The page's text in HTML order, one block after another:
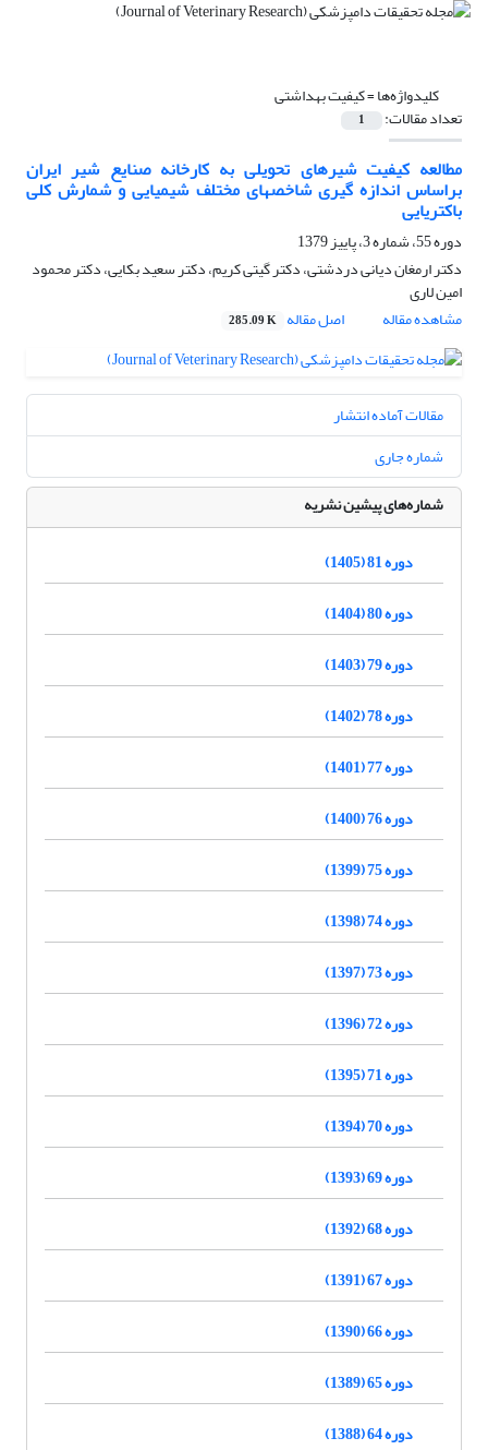
کلیدواژه‌ها =کیفیت بهداشتی
تعداد مقالات: 1
مطالعه کیفیت شیرهای تحویلی به کارخانه صنایع شیر ایران
براساس اندازه گیری شاخصهای مختلف شیمیایی و شمارش کلی
باکتریایی
دوره 55، شماره 3، پاییز 1379
دکتر ارمغان دیانی دردشتی، دکتر گیتی کریم، دکتر سعید بکایی، دکتر محمود
امین لاری
مشاهده مقاله
اصل مقاله 285.09 K
مقالات آماده انتشار
شماره جاری
شماره‌های پیشین نشریه
دوره 81 (1405)
دوره 80 (1404)
دوره 79 (1403)
دوره 78 (1402)
دوره 77 (1401)
دوره 76 (1400)
دوره 75 (1399)
دوره 74 (1398)
دوره 73 (1397)
دوره 72 (1396)
دوره 71 (1395)
دوره 70 (1394)
دوره 69 (1393)
دوره 68 (1392)
دوره 67 (1391)
دوره 66 (1390)
دوره 65 (1389)
دوره 64 (1388)